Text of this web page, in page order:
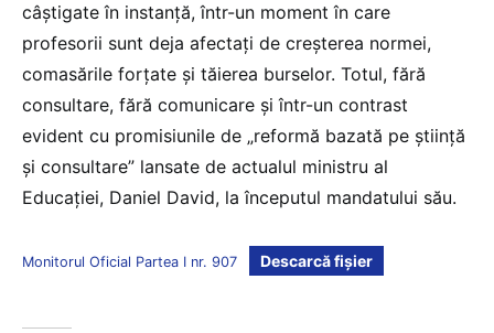
câștigate în instanță, într-un moment în care
profesorii sunt deja afectați de creșterea normei,
comasările forțate și tăierea burselor. Totul, fără
consultare, fără comunicare și într-un contrast
evident cu promisiunile de „reformă bazată pe știință
și consultare” lansate de actualul ministru al
Educației, Daniel David, la începutul mandatului său.
Monitorul Oficial Partea I nr. 907 Descarcă fișier